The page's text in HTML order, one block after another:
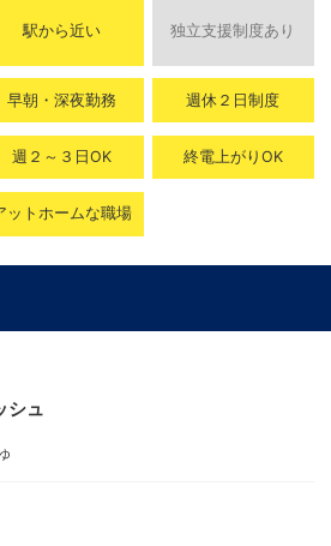
駅から近い 独立支援制度あり
早朝・深夜勤務 週休２日制度
週２～３日OK 終電上がりOK
ットホームな職場
シュ